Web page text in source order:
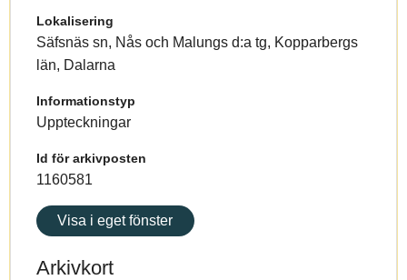
Lokalisering
Säfsnäs sn, Nås och Malungs d:a tg, Kopparbergs
län, Dalarna
Informationstyp
Uppteckningar
Id för arkivposten
1160581
Visa i eget fönster
Arkivkort